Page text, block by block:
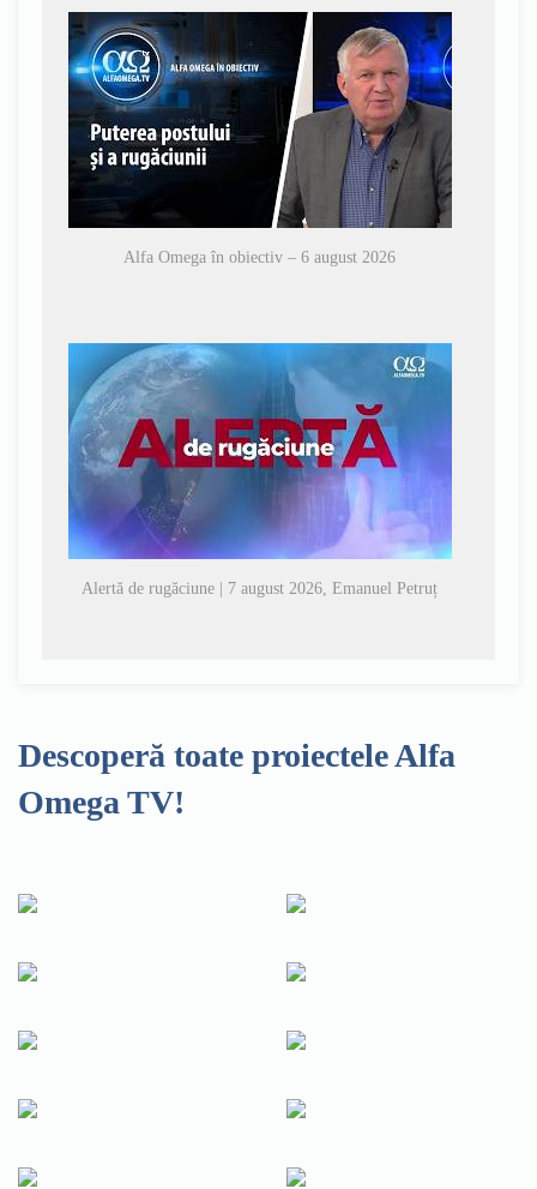
Alfa Omega în obiectiv – 6 august 2026
Alertă de rugăciune | 7 august 2026, Emanuel Petruț
Descoperă toate proiectele Alfa
Omega TV!